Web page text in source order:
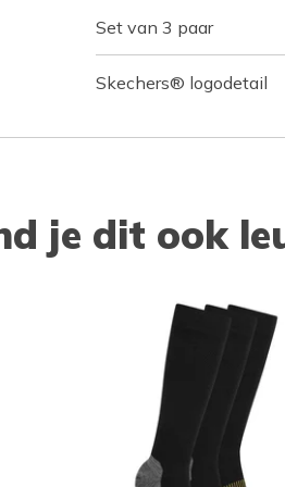
Set van 3 paar
Skechers® logodetail
je dit ook